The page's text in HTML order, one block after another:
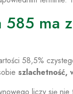
ma
58,5%
szlachetność,